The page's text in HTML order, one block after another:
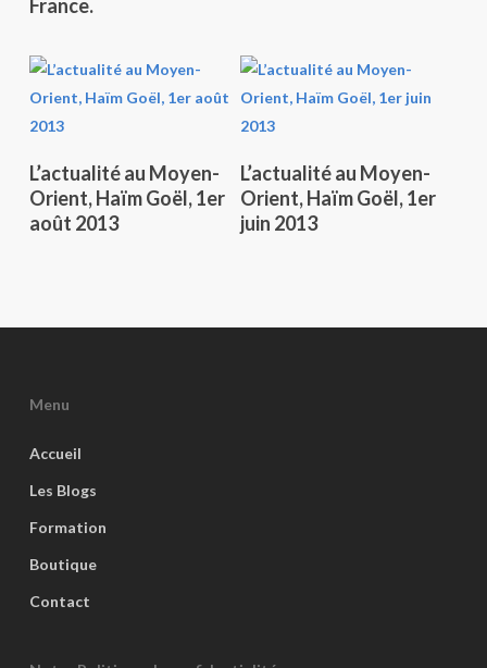
France.
Lire La Suite
L’actualité au Moyen-
Orient, Haïm Goël, 1er
août 2013
Lire La Suite
L’actualité au Moyen-
Orient, Haïm Goël, 1er
juin 2013
Menu
Accueil
Les Blogs
Formation
Boutique
Contact